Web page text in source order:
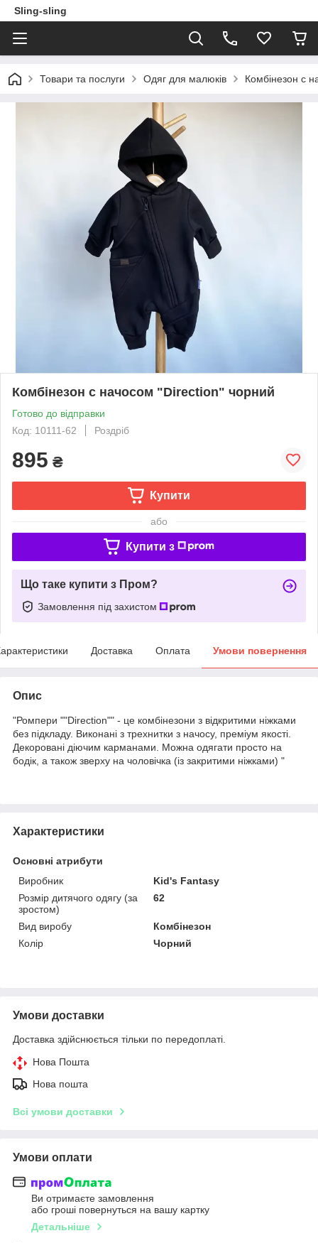
Sling-sling
Товари та послуги Одяг для малюків Комбінезон с
Комбінезон с начосом "Direction" чорний
Готово до відправки
Код: 10111-62
Роздріб
895 ₴
Купити
або
Купити з
Що таке купити з Пром?
Замовлення під захистом
Доставка Оплата Умови повернення
Опис
"Ромпери ""Direction"" - це комбінезони з відкритими ніжками
без підкладу. Виконані з трехнитки з начосу, преміум якості.
Декоровані діючим карманами. Можна одягати просто на
бодік, а також зверху на чоловічка (із закритими ніжками) "
Характеристики
Основні атрибути
Виробник
Kid's Fantasy
Розмір дитячого одягу (за
зростом)
62
Вид виробу
Комбінезон
Колір
Чорний
Умови доставки
Доставка здійснюється тільки по передоплаті.
Нова Пошта
Нова пошта
Всі умови доставки
Умови оплати
Ви отримаєте замовлення
або гроші повернуться на вашу картку
Детальніше